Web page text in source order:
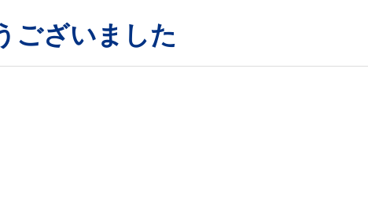
ございました